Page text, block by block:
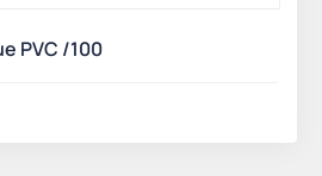
PVC /100